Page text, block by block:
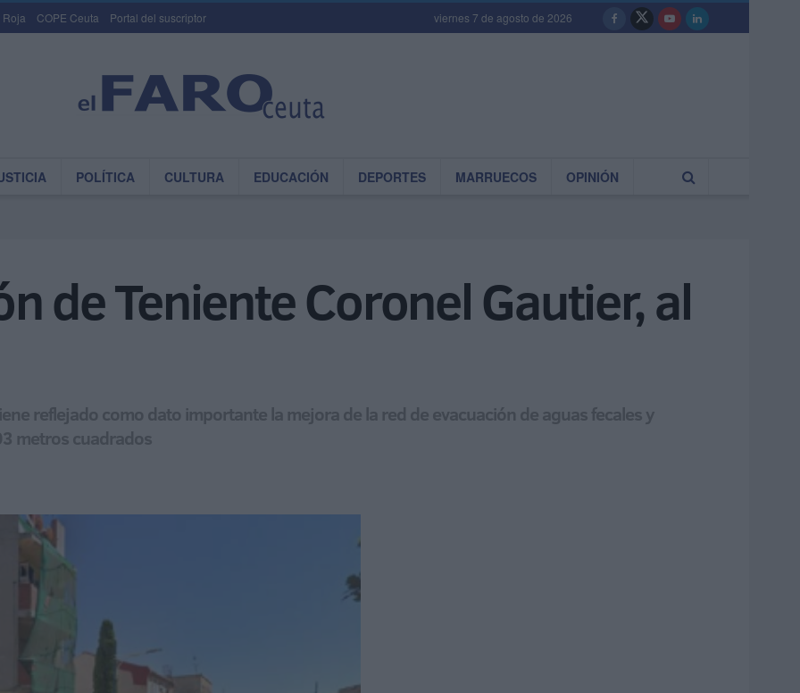
Roja COPE Ceuta Portal del suscriptor viernes 7 de agosto de 2026
POLÍTICA CULTURA EDUCACIÓN DEPORTES MARRUECOS OPINIÓN
de Teniente Coronel Gautier, al
reflejado como dato importante la mejora de la red de evacuación de aguas fecales y
metros cuadrados